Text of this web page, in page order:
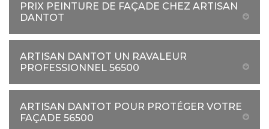
PRIX PEINTURE DE FAÇADE CHEZ ARTISAN
DANTOT
ARTISAN DANTOT UN RAVALEUR
PROFESSIONNEL 56500
ARTISAN DANTOT POUR PROTÉGER VOTRE
FAÇADE 56500